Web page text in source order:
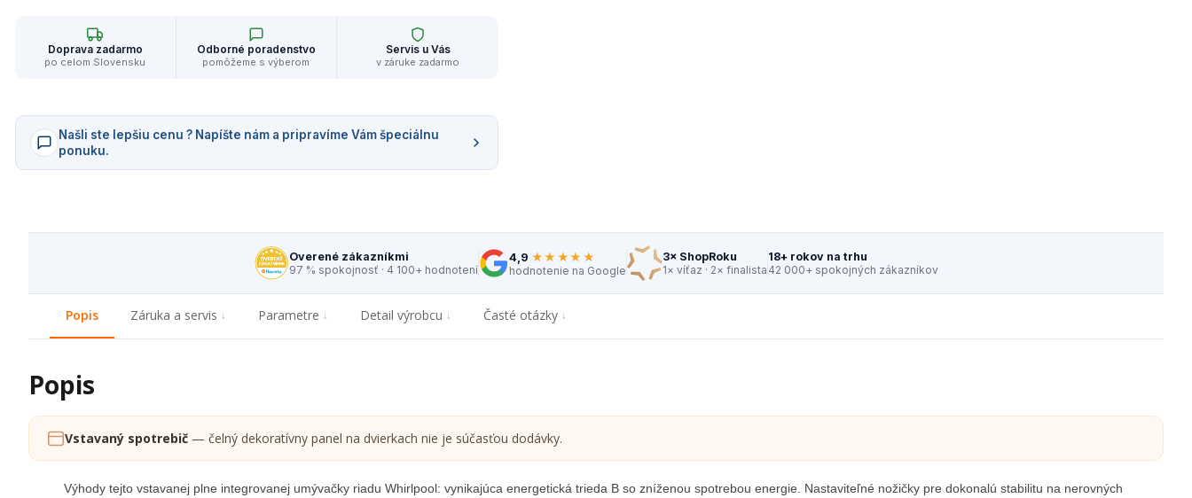
Doprava zadarmo
po celom Slovensku
Odborné poradenstvo
pomôžeme s výberom
Servis u Vás
v záruke zadarmo
Našli ste lepšiu cenu ? Napíšte nám a pripravíme Vám špeciálnu
ponuku.
Overené zákazníkmi
97 % spokojnosť · 4 100+ hodnotení
4,9 ★★★★★
hodnotenie na Google
3× ShopRoku
1× víťaz · 2× finalista
18+ rokov na trhu
42 000+ spokojných zákazníkov
Popis Záruka a servis Parametre Detail výrobcu Časté otázky
Popis
Vstavaný spotrebič — čelný dekoratívny panel na dvierkach nie je súčasťou dodávky.
Výhody tejto vstavanej plne integrovanej umývačky riadu Whirlpool: vynikajúca energetická trieda B so zníženou spotrebou energie. Nastaviteľné nožičky pre dokonalú stabilitu na nerovných